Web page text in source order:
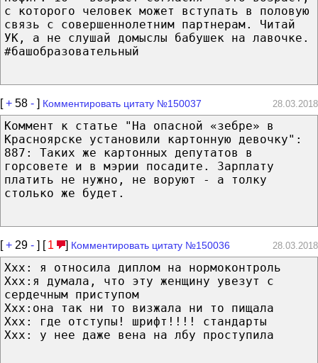
с которого человек может вступать в половую
связь с совершеннолетним партнерам. Читай
УК, а не слушай домыслы бабушек на лавочке.
#башобразовательный
[+ 58 - ] Комментировать цитату №150037 28.03.2018
Коммент к статье "На опасной «зебре» в
Красноярске установили картонную девочку":
887: Таких же картонных депутатов в
горсовете и в мэрии посадите. Зарплату
платить не нужно, не воруют - а толку
столько же будет.
[+ 29 - ] [ 1 ] Комментировать цитату №150036 28.03.2018
Xxx: я относила диплом на нормоконтроль
Xxx:я думала, что эту женщину увезут с
сердечным приступом
Xxx:она так ни то визжала ни то пищала
Xxx: где отступы! шрифт!!!! стандарты
Xxx: у нее даже вена на лбу проступила